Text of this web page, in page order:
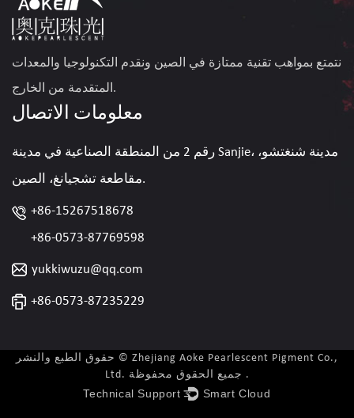
نتمتع بمواهب تقنية ممتازة في الصين ونقدم التكنولوجيا والمعدات
المتقدمة من الخارج.
معلومات الاتصال
رقم 2 من المنطقة الصناعية في مدينة Sanjie، مدينة شنغتشو،
مقاطعة تشجيانغ، الصين.
+86-15267518678
+86-0573-87769598
yukkiwuzu@qq.com
+86-0573-87235229
حقوق الطبع والنشر © Zhejiang Aoke Pearlescent Pigment Co.,
Ltd. جميع الحقوق محفوظة .
Technical Support ： Smart Cloud